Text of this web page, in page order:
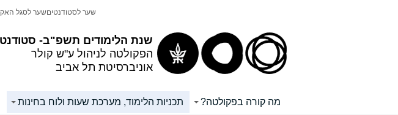
שנת הלימודים תשפ"ב-
הפקולטה לניהול ע"ש קולר
אוניברסיטת תל אביב
שער לסטודנטיםשער לסגל
מה קורה בפקולטה? תכניות הלימוד, מערכת שעות ולוח בחינות